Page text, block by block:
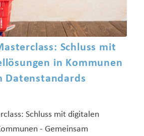
Schluss mit
in Kommunen
Datenstandards
Schluss mit digitalen
- Gemeinsam